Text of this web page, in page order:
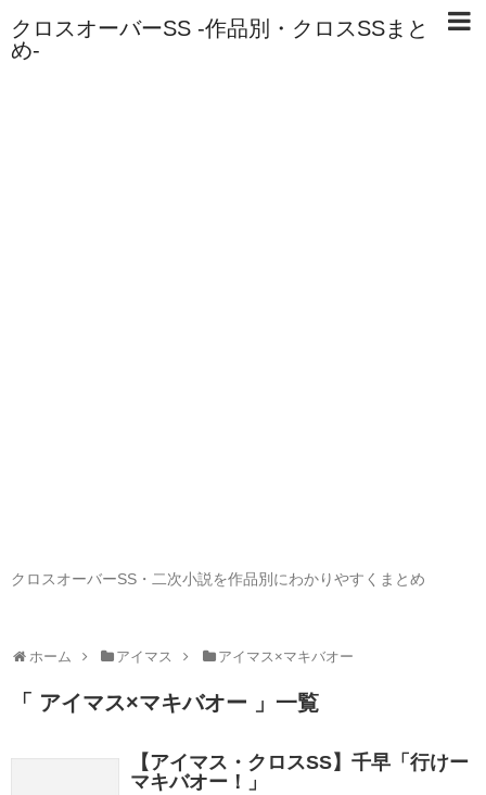
クロスオーバーSS -作品別・クロスSSまと
め-
クロスオーバーSS・二次小説を作品別にわかりやすくまとめ
ホーム アイマス アイマス×マキバオー
「 アイマス×マキバオー 」一覧
【アイマス・クロスSS】千早「行けー
マキバオー！」